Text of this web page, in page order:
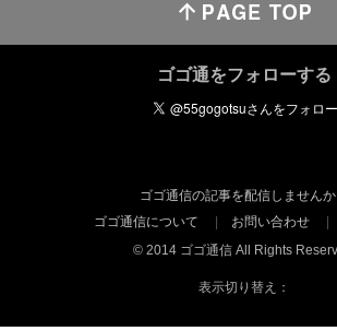
ゴゴ通をフォローする
ゴゴ通信の記事を配信しませんか
ゴゴ通信について
お問い合わせ
© 2014 ゴゴ通信 All Rights
表示切り替え：